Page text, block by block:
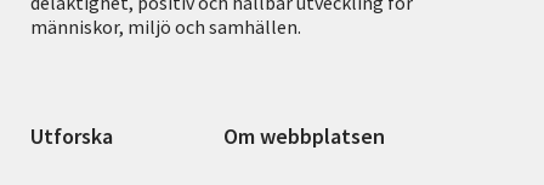
människor, miljö och samhällen.
Utforska Om webbplatsen